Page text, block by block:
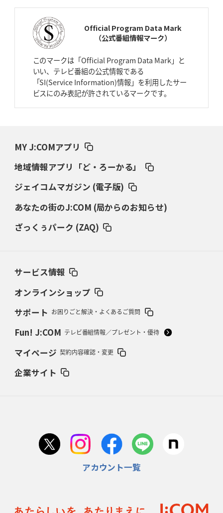
2026年4月9日(木)更新
スティーラーズ、名門復活の足音
2026年4月2日(木)更新
2026年3月26日(木)更新
AZ-COM丸和、リーグワンへ参入決定 「フィールド丸ごと計測機器」の
ダイナボアーズ、“逆輸入SO”三宅駿
「ニュージーランドのフレア（閃
2026年3月5日(木)更新
2026年2月19日(木)更新
37年女子W杯招致への課題と期待
2026年2月12日(木)更新
2026年2月5日(木)更新
占い方
首位スピアーズ、充実の攻撃力 「湧き出る」パスでトライ量産
2026年1月8日(木)更新
Official Program Data Mark
（公式番組情報マーク）
このマークは「Official Program Data Mark」と
いい、テレビ番組の公式情報である
「SI(Service Information)情報」を利用したサー
ビスにのみ表記が許されているマークです。
MY J:COMアプリ
地域情報アプリ「ど・ろーかる」
ジェイコムマガジン (電子版)
あなたの街のJ:COM (局からのお知らせ)
ざっくぅパーク (ZAQ)
サービス情報
オンラインショップ
サポート お困りごと解決・よくあるご質問
Fun! J:COM テレビ番組情報／プレゼント・優待
マイページ 契約内容確認・変更
企業サイト
アカウント一覧